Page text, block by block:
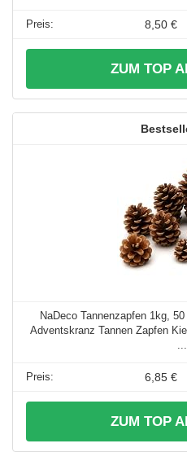
8,50 €
ZUM TOP
NaDeco Tannenzapfen 1kg,
Adventskranz Tannen Zapfen
...
6,85 €
ZUM TOP